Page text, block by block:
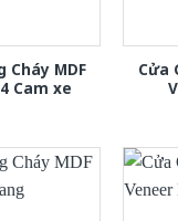
Cháy MDF
Cam xe
Cửa